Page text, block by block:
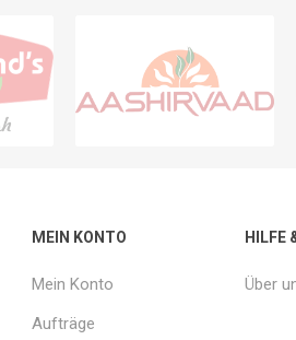
MEIN KONTO
Mein Konto
Aufträge
HILFE
Über